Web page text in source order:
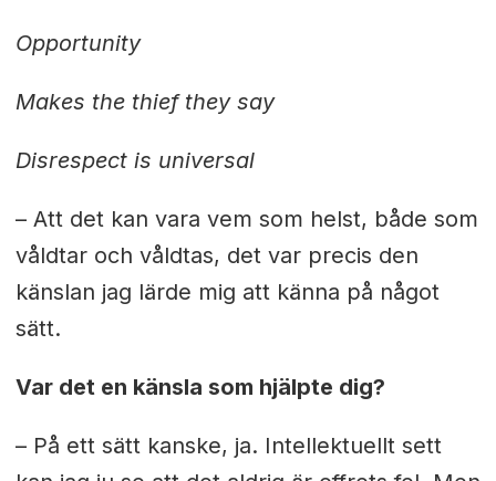
Opportunity
Makes the thief they say
Disrespect is universal
– Att det kan vara vem som helst, både som
våldtar och våldtas, det var precis den
känslan jag lärde mig att känna på något
sätt.
Var det en känsla som hjälpte dig?
– På ett sätt kanske, ja. Intellektuellt sett